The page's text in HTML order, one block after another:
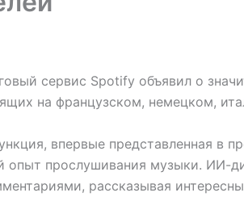
сервис Spotify объявил о
на французском, немецком,
впервые представленная в
опыт прослушивания музыки. ИИ-
рассказывая